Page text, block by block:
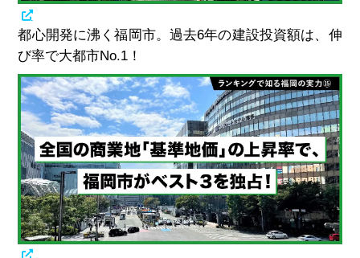
都心開発に沸く福岡市。過去6年の建設投資額は、伸
び率で大都市No.1！